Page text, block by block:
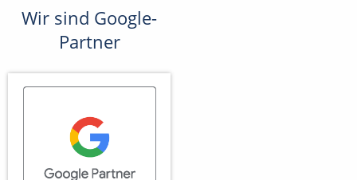
Wir sind Google-
Partner